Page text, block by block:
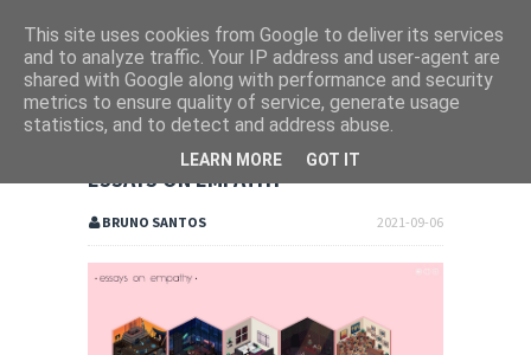
ESSAYS ON EMPATHY
2021-09-06
BRUNO SANTOS
This site uses cookies from Google to deliver its services
and to analyze traffic. Your IP address and user-agent are
shared with Google along with performance and security
metrics to ensure quality of service, generate usage
statistics, and to detect and address abuse.
LEARN MORE GOT IT